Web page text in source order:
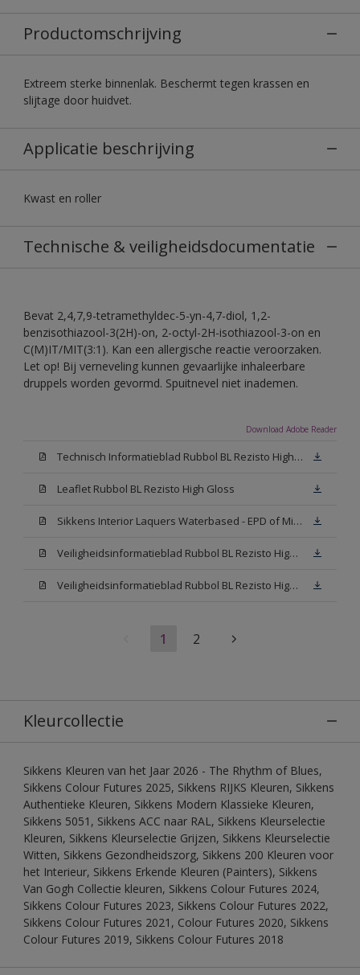
Productomschrijving
Extreem sterke binnenlak. Beschermt tegen krassen en
slijtage door huidvet.
Applicatie beschrijving
Kwast en roller
Technische & veiligheidsdocumentatie
Bevat 2,4,7,9-tetramethyldec-5-yn-4,7-diol, 1,2-
benzisothiazool-3(2H)-on, 2-octyl-2H-isothiazool-3-on en
C(M)IT/MIT(3:1). Kan een allergische reactie veroorzaken.
Let op! Bij verneveling kunnen gevaarlijke inhaleerbare
druppels worden gevormd. Spuitnevel niet inademen.
Download Adobe Reader
Technisch Informatieblad Rubbol BL Rezisto High Gloss (New Livery) (PDF)
Leaflet Rubbol BL Rezisto High Gloss
Sikkens Interior Laquers Waterbased - EPD of Milieuproductverklaring
Veiligheidsinformatieblad Rubbol BL Rezisto High Gloss N00 (MSDS)
Veiligheidsinformatieblad Rubbol BL Rezisto High Gloss White (MSDS)
1 2
Kleurcollectie
Sikkens Kleuren van het Jaar 2026 - The Rhythm of Blues,
Sikkens Colour Futures 2025, Sikkens RIJKS Kleuren, Sikkens
Authentieke Kleuren, Sikkens Modern Klassieke Kleuren,
Sikkens 5051, Sikkens ACC naar RAL, Sikkens Kleurselectie
Kleuren, Sikkens Kleurselectie Grijzen, Sikkens Kleurselectie
Witten, Sikkens Gezondheidszorg, Sikkens 200 Kleuren voor
het Interieur, Sikkens Erkende Kleuren (Painters), Sikkens
Van Gogh Collectie kleuren, Sikkens Colour Futures 2024,
Sikkens Colour Futures 2023, Sikkens Colour Futures 2022,
Sikkens Colour Futures 2021, Colour Futures 2020, Sikkens
Colour Futures 2019, Sikkens Colour Futures 2018